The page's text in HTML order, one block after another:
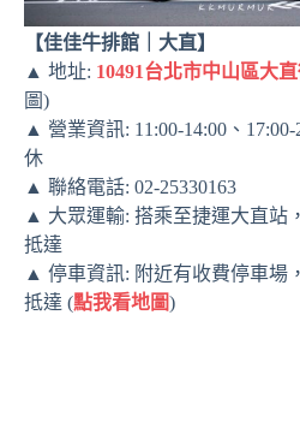
【佳佳牛排館｜大直】
▲ 地址: 10491台北市中山區大
圖)
▲ 營業資訊: 11:00-14:00、
休
▲ 聯絡電話: 02-25330163
▲ 大眾運輸: 搭乘至捷運大直站
抵達
▲ 停車資訊: 附近有收費停車場
抵達 (點我看地圖)